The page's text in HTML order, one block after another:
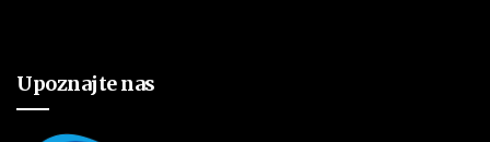
Upoznajte nas